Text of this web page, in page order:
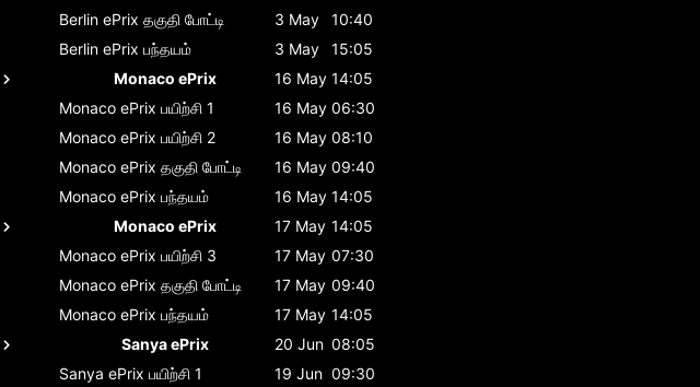
Berlin ePrix தகுதி போட்டி 3 May
10:40
Berlin ePrix பந்தயம் 3 May
15:05
Monaco ePrix
16 May 14:05
Monaco ePrix பயிற்சி 1 16 May 06:30
Monaco ePrix பயிற்சி 2 16 May 08:10
Monaco ePrix தகுதி போட்டி 16 May 09:40
Monaco ePrix பந்தயம் 16 May 14:05
Monaco ePrix
17 May 14:05
Monaco ePrix பயிற்சி 3 17 May 07:30
Monaco ePrix தகுதி போட்டி 17 May 09:40
Monaco ePrix பந்தயம் 17 May 14:05
Sanya ePrix
20 Jun 08:05
Sanya ePrix பயிற்சி 1 19 Jun 09:30